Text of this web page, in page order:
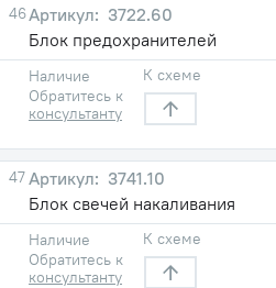
46
3722.60
Блок предохранителей
Наличие
Обратитесь к
консультанту
К схеме
47
3741.10
Блок свечей накаливания
Наличие
Обратитесь к
консультанту
К схеме